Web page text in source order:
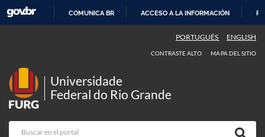
CONTENIDO
COMUNICA BR ACCESO A LA INFORMACIÓN
PORTUGUÊS ENGLISH
CONTRASTE ALTO MAPA DEL SITIO
Universidade
Federal do Rio Grande